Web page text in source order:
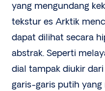
yang mengundang
tekstur es Arktik
dapat dilihat secara
abstrak. Seperti
dial tampak diukir
garis-garis putih